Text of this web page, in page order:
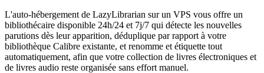
L'auto-hébergement de LazyLibrarian sur un VPS vous offre un
bibliothécaire disponible 24h/24 et 7j/7 qui détecte les nouvelles
parutions dès leur apparition, déduplique par rapport à votre
bibliothèque Calibre existante, et renomme et étiquette tout
automatiquement, afin que votre collection de livres électroniques et
de livres audio reste organisée sans effort manuel.